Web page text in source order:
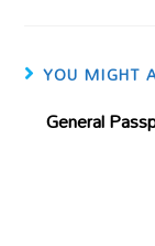
YOU MIGHT
General